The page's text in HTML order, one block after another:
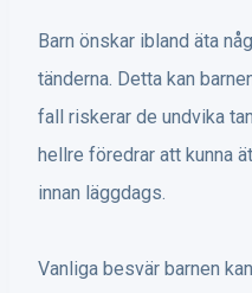
Barn önskar ibland äta
tänderna. Detta kan
fall riskerar de undvika
hellre föredrar att kunna
innan läggdags.
Vanliga besvär barnen